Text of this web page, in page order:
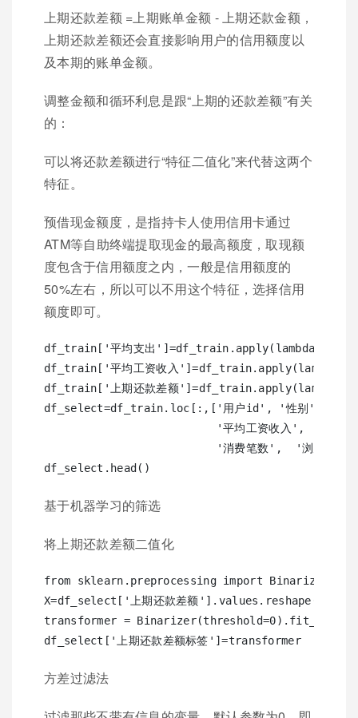
上期还款差额 =上期账单金额 - 上期还款金额，
上期还款差额还会直接影响用户的信用额度以
及本期的账单金额。
调整金额和循环利息是跟“上期的还款差额”有关
的：
可以将还款差额进行“特征二值化”来代替这两个
特征。
预借现金额度，是指持卡人使用信用卡通过
ATM等自助终端提取现金的最高额度，取现额
度包含于信用额度之内，一般是信用额度的
50%左右，所以可以不用这个特征，选择信用
额度即可。
df_train['平均支出']=df_train.apply(lambda x:x.
df_train['平均工资收入']=df_train.apply(lambda
df_train['上期还款差额']=df_train.apply(lambda
df_select=df_train.loc[:,['用户id', '性别', '教育
'平均工资收入', '上期还款差额', '信用
'消费笔数',  '浏览行为数据', '
基于机器学习的筛选
将上期还款差额二值化
from sklearn.preprocessing import Binarizer
X=df_select['上期还款差额'].values.reshape(-1,1)
transformer =
df_select['上期还款差额标签']=transformer
方差过滤法